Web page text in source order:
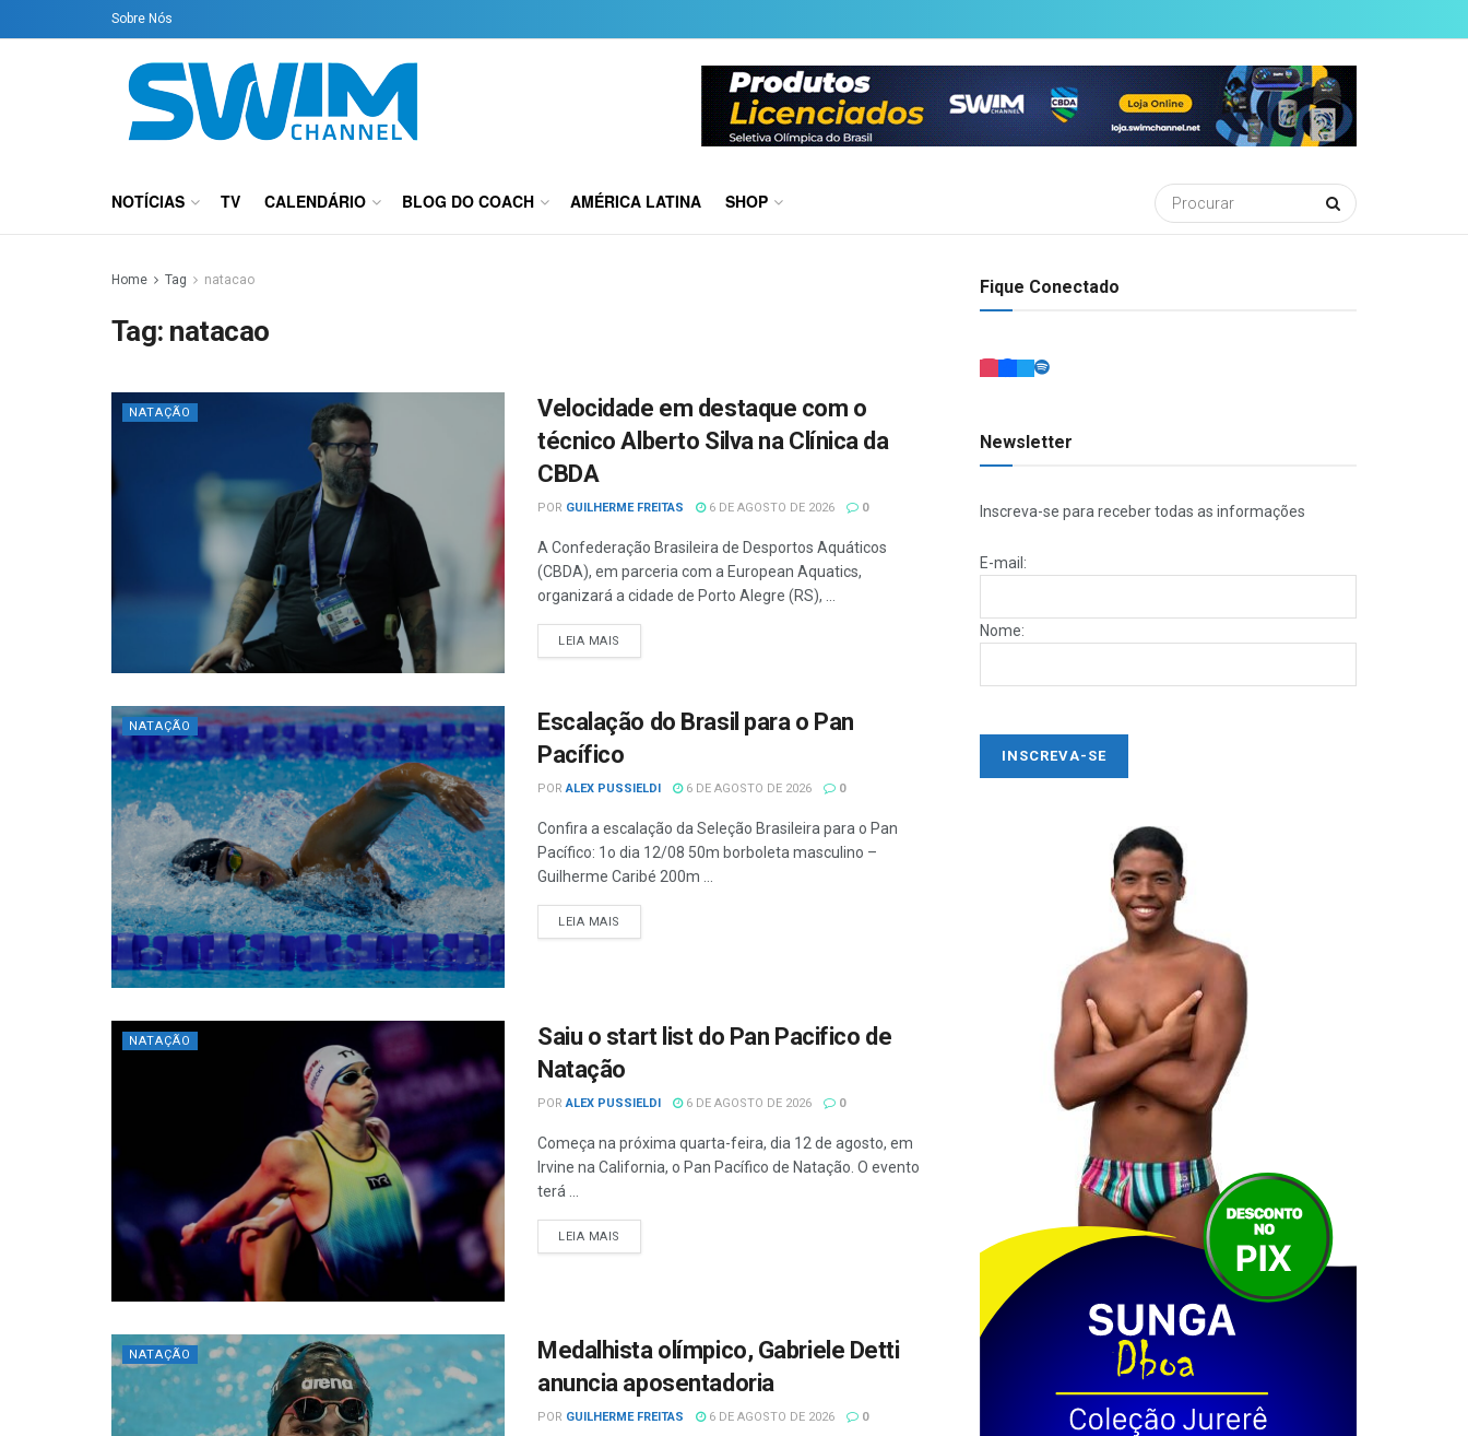
Sobre Nós
NOTÍCIAS TV CALENDÁRIO BLOG DO COACH AMÉRICA LATINA SHOP
Home Tag natacao
Tag: natacao
NATAÇÃO
Velocidade em destaque com o
técnico Alberto Silva na Clínica da
CBDA
POR GUILHERME FREITAS 6 DE AGOSTO DE 2026 0
A Confederação Brasileira de Desportos Aquáticos
(CBDA), em parceria com a European Aquatics,
organizará a cidade de Porto Alegre (RS), ...
LEIA MAIS
NATAÇÃO
Escalação do Brasil para o Pan
Pacífico
POR ALEX PUSSIELDI 6 DE AGOSTO DE 2026 0
Confira a escalação da Seleção Brasileira para o Pan
Pacífico: 1o dia 12/08 50m borboleta masculino –
Guilherme Caribé 200m ...
LEIA MAIS
NATAÇÃO
Saiu o start list do Pan Pacifico de
Natação
POR ALEX PUSSIELDI 6 DE AGOSTO DE 2026 0
Começa na próxima quarta-feira, dia 12 de agosto, em
Irvine na California, o Pan Pacífico de Natação. O evento
terá ...
LEIA MAIS
NATAÇÃO
Medalhista olímpico, Gabriele Detti
anuncia aposentadoria
POR GUILHERME FREITAS 6 DE AGOSTO DE 2026 0
Fique Conectado
Newsletter
Inscreva-se para receber todas as informações
E-mail:
Nome: